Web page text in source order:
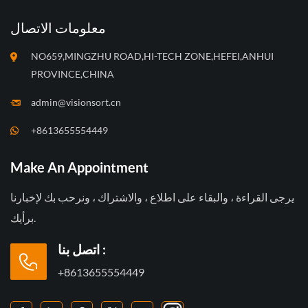
معلومات الاتصال
NO659,MINGZHU ROAD,HI-TECH ZONE,HEFEI,ANHUI
PROVINCE,CHINA
admin@visionsort.cn
+8613655554449
Make An Appointment
يرجى القراءة ، والبقاء على اطلاع ، والاشتراك ، ونرحب بك لإخبارنا
اتصل بنا :
+8613655554449